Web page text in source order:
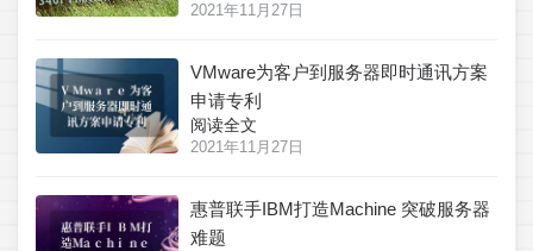
2021年11月27日
VMware为客户到服务器即时通讯方案
申请专利
阅读全文
2021年11月27日
惠普联手IBM打造Machine 突破服务器
难题